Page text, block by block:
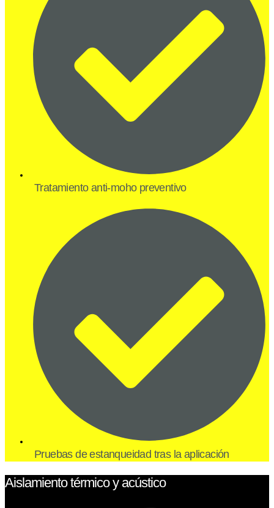
Tratamiento anti-moho preventivo
Pruebas de estanqueidad tras la aplicación
Aislamiento térmico y acústico